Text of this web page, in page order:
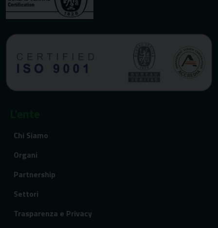
Chi Siamo
Organi
Partnership
Settori
Trasparenza e Privacy